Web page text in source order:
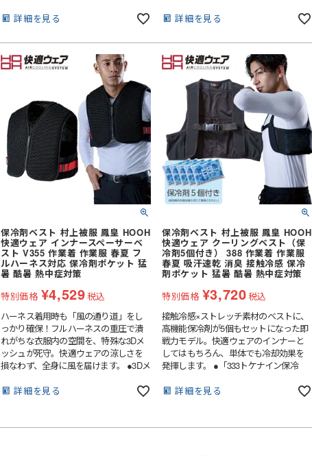
詳細を見る
詳細を見る
保冷剤ベスト 村上被服 鳳皇 HOOH
快適ウェア インナースペーサーベ
スト V355 作業着 作業服 春夏 フ
ルハーネス対応 保冷剤ポケット 猛
暑 酷暑 熱中症対策
特別価格 ¥4,529税込
ハーネス着用時も「風の通り道」をし
っかり確保！フルハーネスの重圧で潰
れがちな衣服内の空間を、特殊な3Dメ
ッシュが死守。快適ウェアの涼しさを
損なわず、全身に風を届けます。 ●3Dメ
サーの一部に特殊な三層構造を採用。
れます。●保冷剤5個収納で冷却効率ア
詳細を見る
保冷剤ベスト 村上被服 鳳皇 HOOH
快適ウェア クーリングベスト（保
冷剤5個付き） 388 作業着 作業服
春夏 吸汗速乾 消臭 接触冷感 保冷
剤ポケット 猛暑 酷暑 熱中症対策
特別価格 ¥3,720税込
接触冷感×ストレッチ素材のベストに、
高機能保冷剤が5個もセットになった即
戦力モデル。快適ウェアのインナーと
してはもちろん、単体でも冷却効果を
発揮します。 ●「333トケナイン保冷
する高機能保冷剤が最初から5個付属。
す。●ひんやり快適「接触冷感×吸汗速
詳細を見る
ハーネス型 (ランヤード・ロー
胴ベルト型
フック・パッド等付属品
傾斜面用 (ワークポジショニン
グ)
柱上用 (ワークポジショニング)
消防・レスキュー用
セーフティーブロック
(安全ブロック)
親綱・関連用品 (ロリップ等)
安全ベスト・タスキ
工具差し・収納用品
マスク
作業ベルト・作業エプロン
化学繊維軍手
滑り止め軍手 (ビニボツ)
7ゲージ軍手 (厚手)
10ゲージ軍手 (薄手)
13ゲージ軍手 (薄手)
火元作業用軍手
アウトドア用軍手
作業手袋
革手袋
人造皮革手袋 (合皮)
コーディング手袋
スムス手袋 (縫製手袋)
ゴム手袋・ビニール手袋
使い捨て手袋 (使い切り手袋)
耐切創手袋
耐薬品・耐溶剤
耐熱・耐火手袋
制電
低発塵・クリーンルーム用手袋
特殊手袋
コックコート
長袖
七分袖
半袖
調理白衣
七分袖
作務衣・和風
和風エプロン・前掛
和風パンツ・スカート（下衣）
和風小物・履物・アクセサリー
胸当てエプロン
サロンエプロン
カマーエプロン
厨房・調理エプロン
ベスト
襟なしベスト
襟付きベスト
丸襟ベスト
カマーベスト
シャツ・ブラウス
レギュラーカラー
スタンドカラー
ワイドカラー
ウイングカラー
オープンカラー
クレリックカラー
ボタンダウン
その他襟型
ポロシャツ
長袖
七分袖
半袖
パンツ・スカート